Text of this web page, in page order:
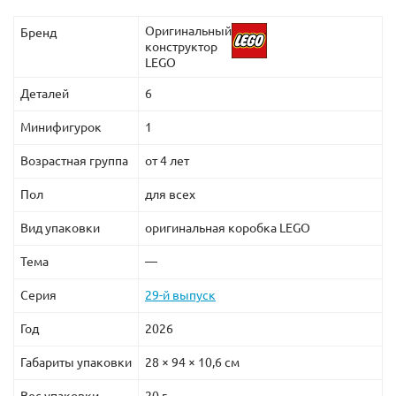
Бренд
Оригинальный
конструктор
LEGO
Деталей 6
Минифигурок 1
Возрастная группа от 4 лет
Пол для всех
Вид упаковки оригинальная коробка LEGO
Тема —
Серия 29-й выпуск
Год 2026
Габариты упаковки 28 × 94 × 10,6 см